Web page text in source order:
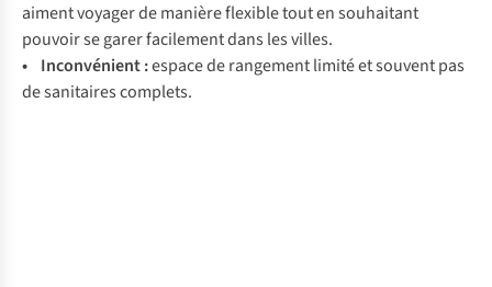
aiment voyager de manière flexible tout en souhaitant
pouvoir se garer facilement dans les villes.
• Inconvénient :espace de rangement limité et souvent pas
de sanitaires complets.